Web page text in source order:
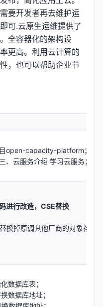
要开发者再去维护运
可.云原生运维提供了
全容器化的架构设
更高。利用云计算的
，也可以帮助企业节
open-capacity-platform；
、云服务介绍 学习云服务；
进行改造，CSE替换
换掉原调其他厂商的对象存储
数据库表；
数据库地址；